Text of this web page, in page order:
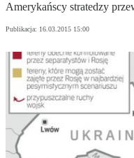
Amerykańscy stratedzy
Publikacja: 16.03.2015 15:00